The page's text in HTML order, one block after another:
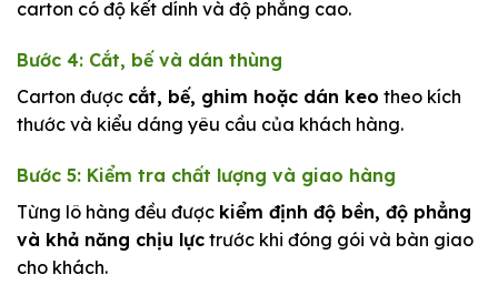
carton có độ kết dính và độ phẳng cao.
Bước 4: Cắt, bế và dán thùng
Carton được cắt, bế, ghim hoặc dán keo theo kích
thước và kiểu dáng yêu cầu của khách hàng.
Bước 5: Kiểm tra chất lượng và giao hàng
Từng lô hàng đều được kiểm định độ bền, độ phẳng
và khả năng chịu lực trước khi đóng gói và bàn giao
cho khách.